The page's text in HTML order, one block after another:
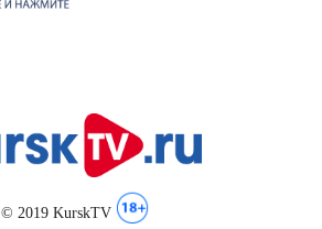
© 2019 KurskTV